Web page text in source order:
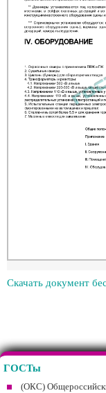
Скачать документ
ГОСТы
(ОКС)